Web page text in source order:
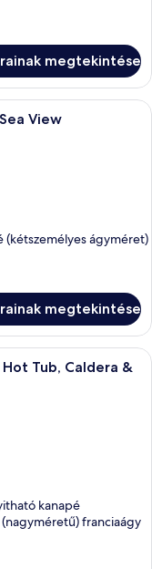
megtekintése
szoba, amelyben egy
View
(kétszemélyes ágyméret)
megtekintése
hálószoba beépített
Tub, Caldera &
kanapé
franciaágy